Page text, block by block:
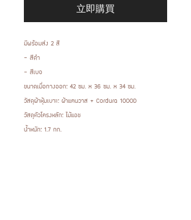
立即購買
มีพร้อมส่ง 2 สี
- สีดำ
- สีเบจ
ขนาดเมื่อกางออก: 42 ซม. x 36 ซม. x 34 ซม.
วัสดุผ้าหุ้มเบาะ: ผ้าแคนวาส + Cordura 1000D
วัสดุตัวโครงหลัก: ไม้แอช
น้ำหนัก: 1.7 กก.